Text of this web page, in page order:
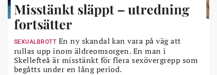
Misstänkt släppt – utredning
fortsätter
SEXUALBROTT En ny skandal kan vara på väg att
rullas upp inom äldreomsorgen. En man i
Skellefteå är misstänkt för flera sexövergrepp som
begåtts under en lång period.